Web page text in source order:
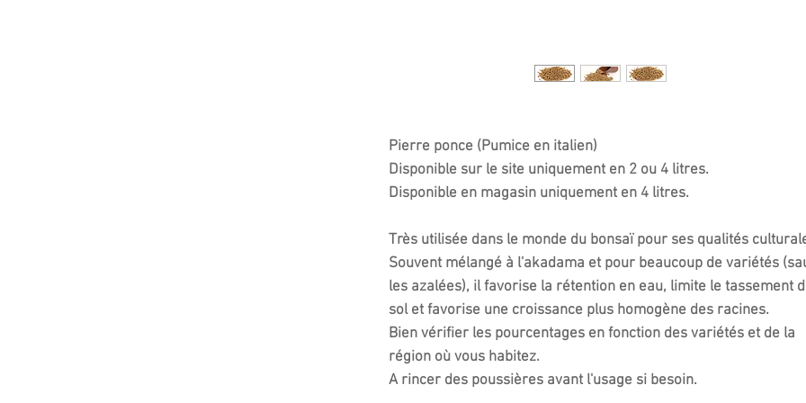
Pierre ponce (Pumice en italien)
Disponible sur le site uniquement en 2 ou 4 litres.
Disponible en magasin uniquement en 4 litres.
Très utilisée dans le monde du bonsaï pour ses qualités
Souvent mélangé à l'akadama et pour beaucoup de variétés
les azalées), il favorise la rétention en eau, limite le tassement
sol et favorise une croissance plus homogène des racines.
Bien vérifier les pourcentages en fonction des variétés et de la
région où vous habitez.
A rincer des poussières avant l'usage si besoin.